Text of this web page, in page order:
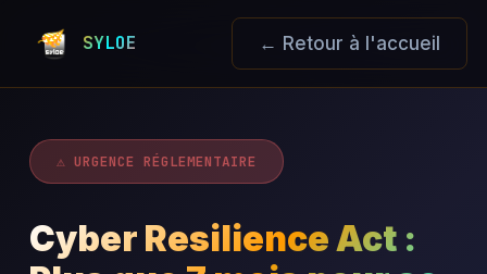
SYLOE ← Retour à l'accueil
⚠️ URGENCE RÉGLEMENTAIRE
Cyber Resilience Act :